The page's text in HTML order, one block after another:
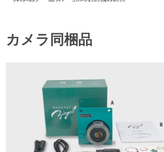
カメラ同梱品